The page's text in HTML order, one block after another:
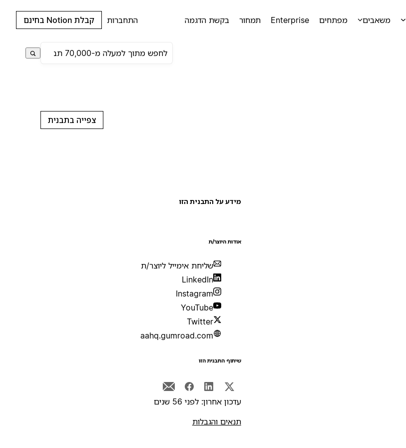
משאבים מפתחים Enterprise תמחור בקשת הדגמה התחברות קבלת Notion בחינם
צפייה בתבנית
מידע על התבנית הזו
אודות היוצר/ת
שליחת אימייל ליוצר/ת
LinkedIn
Instagram
YouTube
Twitter
aahq.gumroad.com
שיתוף התבנית הזו
עדכון אחרון: לפני 56 שנים
תנאים והגבלות